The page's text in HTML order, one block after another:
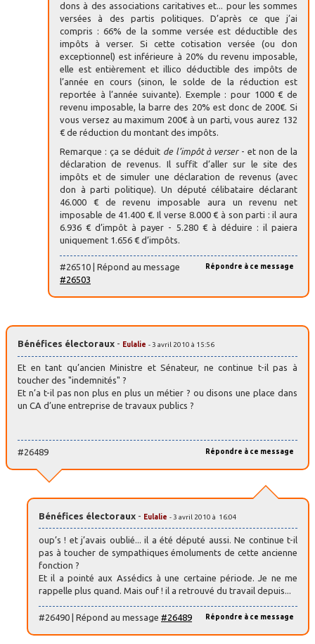
dons à des associations caritatives et... pour les sommes
versées à des partis politiques. D’après ce que j’ai
compris : 66% de la somme versée est déductible des
impôts à verser. Si cette cotisation versée (ou don
exceptionnel) est inférieure à 20% du revenu imposable,
elle est entièrement et illico déductible des impôts de
l’année en cours (sinon, le solde de la réduction est
reportée à l’année suivante). Exemple : pour 1000 € de
revenu imposable, la barre des 20% est donc de 200€. Si
vous versez au maximum 200€ à un parti, vous aurez 132
€ de réduction du montant des impôts.
Remarque : ça se déduit de l’impôt à verser- et non de la
déclaration de revenus. Il suffit d’aller sur le site des
impôts et de simuler une déclaration de revenus (avec
don à parti politique). Un député célibataire déclarant
46.000 € de revenu imposable aura un revenu net
imposable de 41.400 €. Il verse 8.000 € à son parti : il aura
6.936 € d’impôt à payer - 5.280 € à déduire : il paiera
uniquement 1.656 € d’impôts.
Répondre à ce message
#26510 | Répond au message
#26503
Bénéfices électoraux - Eulalie - 3 avril 2010 à 15:56
Et en tant qu’ancien Ministre et Sénateur, ne continue t-il pas à
toucher des "indemnités" ?
Et n’a t-il pas non plus en plus un métier ? ou disons une place dans
un CA d’une entreprise de travaux publics ?
Répondre à ce message
#26489
Bénéfices électoraux - Eulalie - 3 avril 2010 à 16:04
oup’s ! et j’avais oublié... il a été député aussi. Ne continue t-il
pas à toucher de sympathiques émoluments de cette ancienne
fonction ?
Et il a pointé aux Assédics à une certaine période. Je ne me
rappelle plus quand. Mais ouf ! il a retrouvé du travail depuis...
Répondre à ce message
#26490 | Répond au message #26489